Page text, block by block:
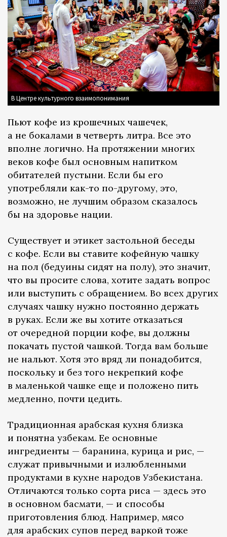
В Центре культурного взаимопонимания
Пьют кофе из крошечных чашечек,
а не бокалами в четверть литра. Все это
вполне логично. На протяжении многих
веков кофе был основным напитком
обитателей пустыни. Если бы его
употребляли как-то по-другому, это,
возможно, не лучшим образом сказалось
бы на здоровье нации.
Существует и этикет застольной беседы
с кофе. Если вы ставите кофейную чашку
на пол (бедуины сидят на полу), это значит,
что вы просите слова, хотите задать вопрос
или выступить с обращением. Во всех других
случаях чашку нужно постоянно держать
в руках. Если же вы хотите отказаться
от очередной порции кофе, вы должны
покачать пустой чашкой. Тогда вам больше
не нальют. Хотя это вряд ли понадобится,
поскольку и без того некрепкий кофе
в маленькой чашке еще и положено пить
медленно, почти цедить.
Традиционная арабская кухня близка
и понятна узбекам. Ее основные
ингредиенты — баранина, курица и рис, —
служат привычными и излюбленными
продуктами в кухне народов Узбекистана.
Отличаются только сорта риса — здесь это
в основном басмати, — и способы
приготовления блюд. Например, мясо
для арабских супов перед варкой тоже